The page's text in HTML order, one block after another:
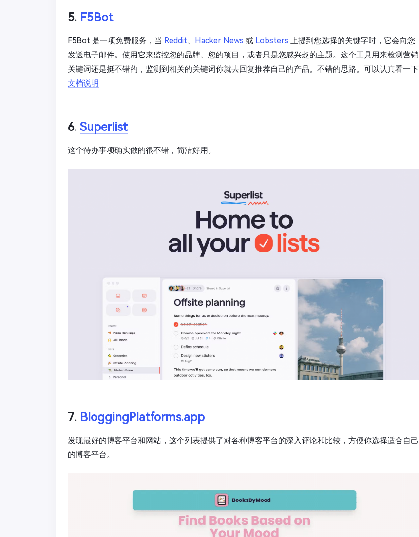
5. F5Bot
F5Bot 是一项免费服务，当 Reddit、 Hacker News 或 Lobsters 上提到您选择的关键字时，它会向您
发送电子邮件。使用它来监控您的品牌、您的项目，或者只是您感兴趣的主题。这个工具用来检测营销
关键词还是挺不错的，监测到相关的关键词你就去回复推荐自己的产品。不错的思路。可以认真看一下
文档说明
6. Superlist
这个待办事项确实做的很不错，简洁好用。
7. BloggingPlatforms.app
发现最好的博客平台和网站，这个列表提供了对各种博客平台的深入评论和比较，方便你选择适合自己
的博客平台。